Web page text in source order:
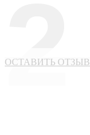
2
ОСТАВИТЬ ОТЗЫВ